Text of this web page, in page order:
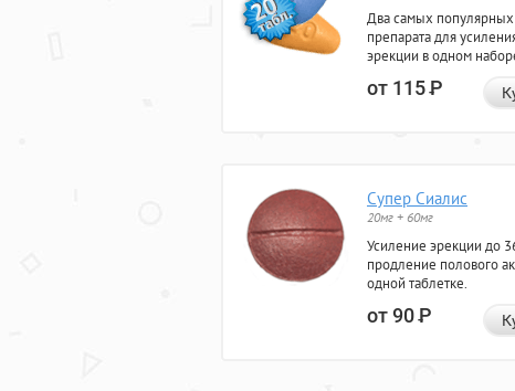
Два самых популярных
препарата для
эрекции в одном
от 115Р
Супер Сиалис
20мг + 60мг
Усиление эрекции до
продление полового
одной таблетке.
от 90Р